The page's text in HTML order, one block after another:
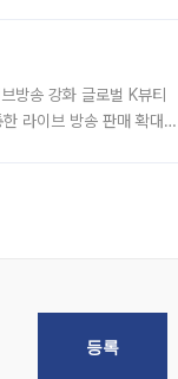
방송 강화 글로벌 K뷰티
라이브 방송 판매 확대에